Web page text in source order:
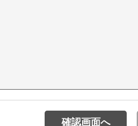
確認画面へ